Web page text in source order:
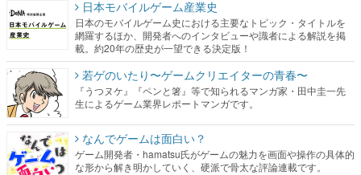
日本モバイルゲーム産業史
日本のモバイルゲーム史における主要なトピック・タイトルを
網羅するほか、開発者へのインタビューや識者による解説を掲
載。約20年の歴史が一望できる決定版！
若ゲのいたり〜ゲームクリエイターの青春〜
『うつヌケ』『ペンと箸』等で知られるマンガ家・田中圭一先
生によるゲーム業界レポートマンガです。
なんでゲームは面白い？
ゲーム開発者・hamatsu氏がゲームの魅力を画面や操作の具体的
な形から解き明かしていく、硬派で骨太な評論連載です。